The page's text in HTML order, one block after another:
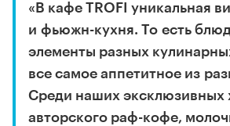
«В кафе TROFI уникальная
и фьюжн-кухня. То есть
элементы разных
все самое аппетитное из
Среди наших эксклюзивных
авторского раф-кофе,